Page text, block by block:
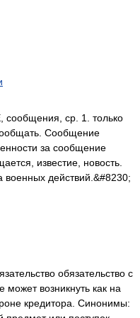
ср. 1. только
Сообщение
за сообщение
известие, новость.
действий.&#8230;
обязательство с
может возникнуть как на
кредитора. Синонимы: